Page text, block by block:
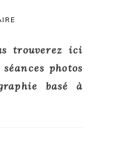
trouverez ici
photos
basé à